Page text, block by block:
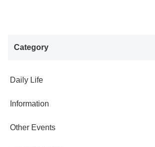
Category
Daily Life
Information
Other Events